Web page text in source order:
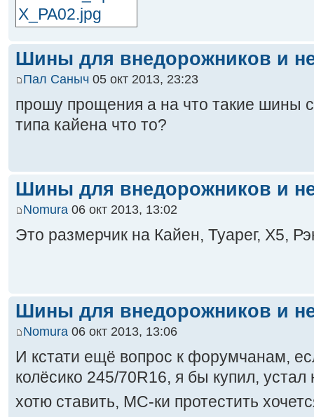
Шины для внедорожников и
Пал Саныч 05 окт 2013, 23:23
прошу прощения а на что такие шины
типа кайена что то?
Шины для внедорожников и
Nomura 06 окт 2013, 13:02
Это размерчик на Кайен, Туарег, Х5,
Шины для внедорожников и
Nomura 06 окт 2013, 13:06
И кстати ещё вопрос к форумчанам,
колёсико 245/70R16, я бы купил, устал
хотю ставить, МС-ки протестить